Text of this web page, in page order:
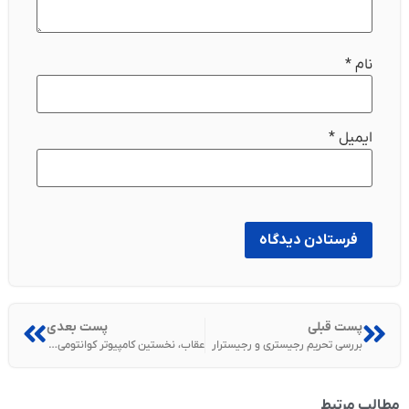
نام *
ایمیل *
پست قبلی
بررسی تحریم رجیستری و رجیسترار
پست بعدی
عقاب، نخستین کامپیوتر کوانتومی با ظرفیت 127 کیوبیت
مطالب مرتبط